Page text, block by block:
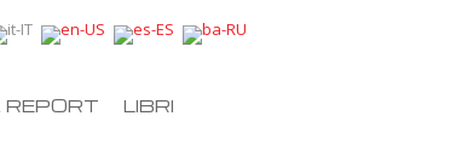
REPORT LIBRI